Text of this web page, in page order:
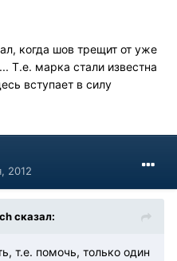
когда шов трещит от уже
Т.е. марка стали известна
вступает в силу
2012
сказал:
т.е. помочь, только один